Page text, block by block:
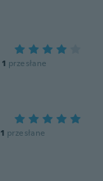
1 przesłane
1 przesłane